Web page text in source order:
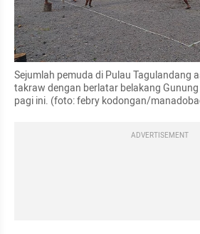
Sejumlah pemuda di Pulau Tagulandang
takraw dengan berlatar belakang
pagi ini. (foto: febry kodongan/
ADVERTISEMENT